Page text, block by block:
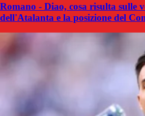
Romano - Diao, cosa risulta sulle
dell'Atalanta e la posizione del